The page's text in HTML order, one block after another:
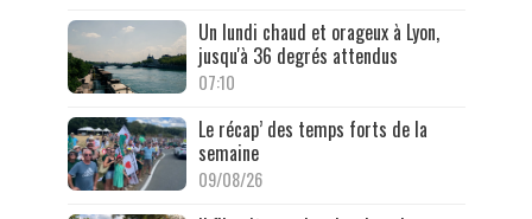
Un lundi chaud et orageux à Lyon,
jusqu'à 36 degrés attendus
07:10
Le récap’ des temps forts de la
semaine
09/08/26